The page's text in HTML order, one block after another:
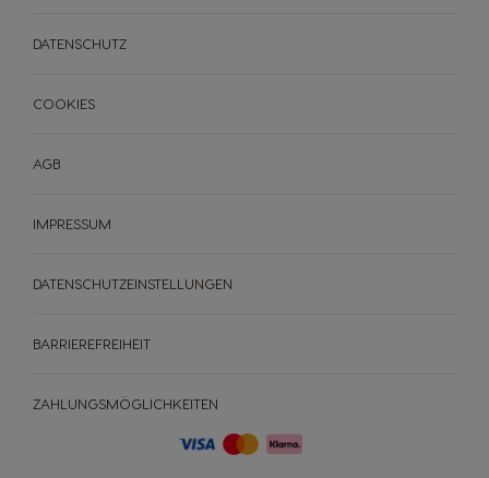
ZAHLUNGSMÖGLICHKEITEN
DATENSCHUTZ
COOKIES
AGB
IMPRESSUM
DATENSCHUTZEINSTELLUNGEN
BARRIEREFREIHEIT